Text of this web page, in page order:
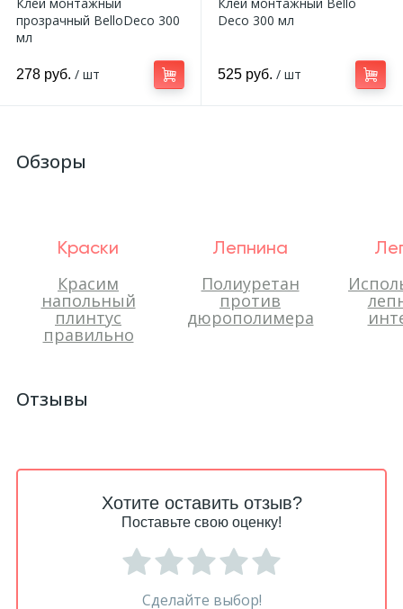
прозрачный BelloDeco 300
мл
278 руб. / шт
Deco 300 мл
525 руб. / шт
Обзоры
Краски
Красим
напольный
плинтус
правильно
Лепнина
Полиуретан
против
дюрополимера
Отзывы
Хотите оставить отзыв?
Поставьте свою оценку!
Сделайте выбор!